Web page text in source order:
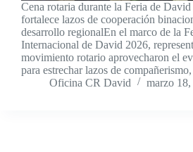
Cena rotaria durante la Feria de
fortalece lazos de cooperación
desarrollo regionalEn el marco de la
Internacional de David 2026,
movimiento rotario aprovecharon el
para estrechar lazos de
Oficina CR David
marzo